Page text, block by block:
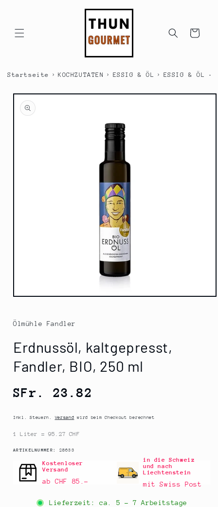
Warenkorb
Startseite › KOCHZUTATEN › ESSIG & ÖL › ESSIG & ÖL -
Medien
Modal
öffnen
Ölmühle Fandler
Erdnussöl, kaltgepresst,
Fandler, BIO, 250 ml
Normaler
SFr. 23.82
Inkl. Steuern.Versand wird beim Checkout berechnet
1 Liter = 95.27 CHF
ARTIKELNUMMER: SKU:
28633
Kostenloser
Versand
ab CHF 85.–
in die Schweiz
und nach
Liechtenstein
mit Swiss Post
Lieferzeit: ca. 5 - 7 Arbeitstage